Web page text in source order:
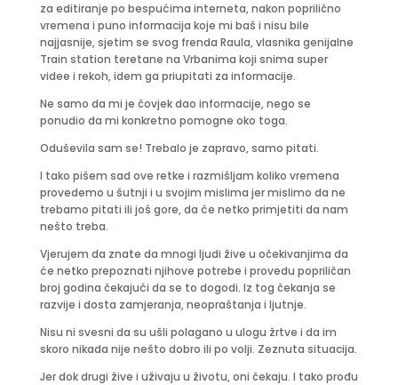
za editiranje po bespućima interneta, nakon poprilično
vremena i puno informacija koje mi baš i nisu bile
najjasnije, sjetim se svog frenda Raula, vlasnika genijalne
Train station teretane na Vrbanima koji snima super
videe i rekoh, idem ga priupitati za informacije.
Ne samo da mi je čovjek dao informacije, nego se
ponudio da mi konkretno pomogne oko toga.
Oduševila sam se! Trebalo je zapravo, samo pitati.
I tako pišem sad ove retke i razmišljam koliko vremena
provedemo u šutnji i u svojim mislima jer mislimo da ne
trebamo pitati ili još gore, da će netko primjetiti da nam
nešto treba.
Vjerujem da znate da mnogi ljudi žive u očekivanjima da
će netko prepoznati njihove potrebe i provedu popriličan
broj godina čekajući da se to dogodi. Iz tog čekanja se
razvije i dosta zamjeranja, neopraštanja i ljutnje.
Nisu ni svesni da su ušli polagano u ulogu žrtve i da im
skoro nikada nije nešto dobro ili po volji. Zeznuta situacija.
Jer dok drugi žive i uživaju u životu, oni čekaju. I tako prođu